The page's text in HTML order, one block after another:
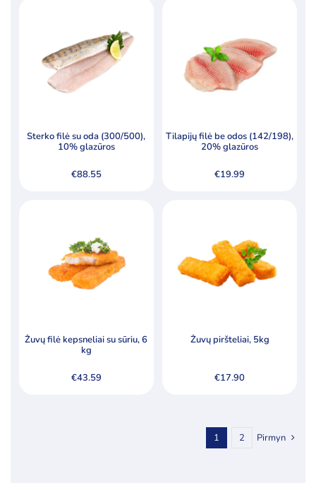
Sterko filė su oda (300/500),
10% glazūros
€88.55
Tilapijų filė be odos (142/198),
20% glazūros
€19.99
Žuvų filė kepsneliai su sūriu, 6
kg
€43.59
Žuvų piršteliai, 5kg
€17.90
1 2 Pirmyn